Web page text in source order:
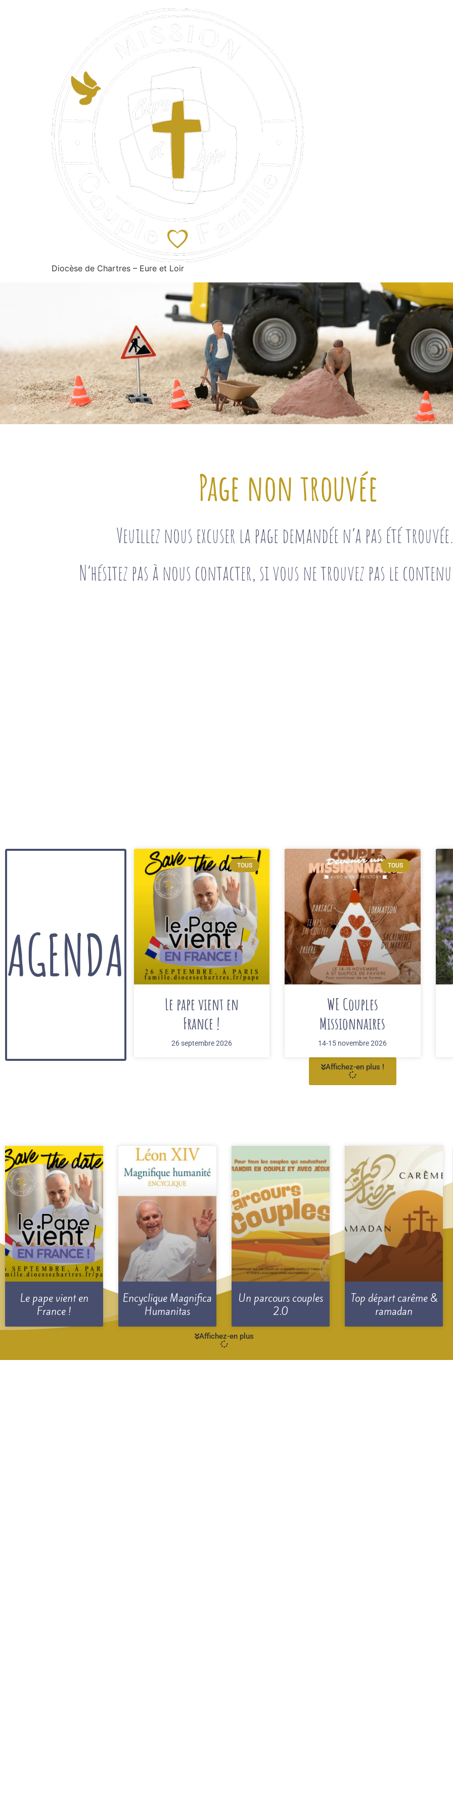
Diocèse de Chartres – Eure et Loir
Page non trouvée
Veuillez nous excuser la page demandée n’a pas été
N’hésitez pas à nous contacter, si vous ne trouvez pas le
AGENDA
TOUS
Le pape vient en
France !
26 septembre 2026
TOUS
WE Couples
Missionnaires
14-15 novembre 2026
Affichez-en plus !
Le pape vient en
France !
Encyclique Magnifica
Humanitas
Un parcours couples
2.0
Top départ carême &
ramadan
Affichez-en plus